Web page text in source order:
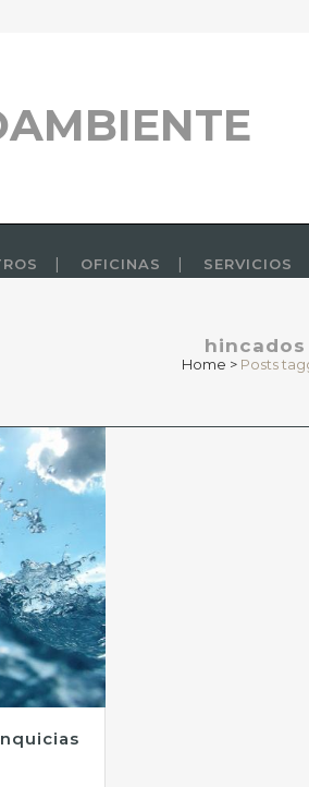
OFICINAS SERVICIOS
Home > Posts